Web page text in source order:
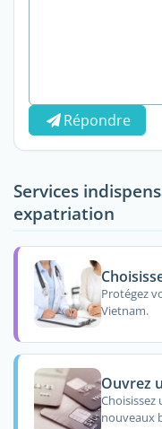
Répondre
Services
expatriation
Protégez
Vietnam.
Ouvrez
nouveaux